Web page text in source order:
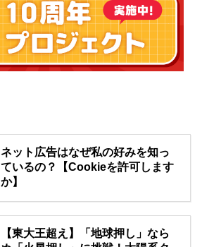
ネット広告はなぜ私の好みを知っ
ているの？【Cookieを許可します
か】
【東大王超え】「地球押し」なら